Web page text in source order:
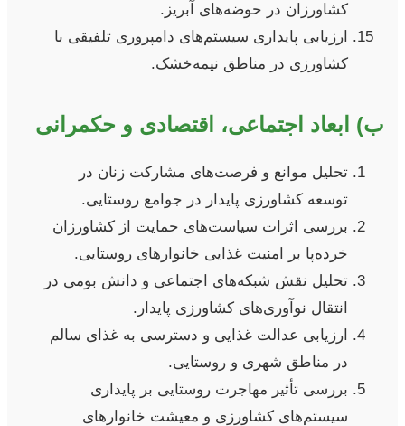
کشاورزان در حوضه‌های آبریز.
ارزیابی پایداری سیستم‌های دامپروری تلفیقی با
کشاورزی در مناطق نیمه‌خشک.
ب) ابعاد اجتماعی، اقتصادی و حکمرانی
تحلیل موانع و فرصت‌های مشارکت زنان در
توسعه کشاورزی پایدار در جوامع روستایی.
بررسی اثرات سیاست‌های حمایت از کشاورزان
خرده‌پا بر امنیت غذایی خانوارهای روستایی.
تحلیل نقش شبکه‌های اجتماعی و دانش بومی در
انتقال نوآوری‌های کشاورزی پایدار.
ارزیابی عدالت غذایی و دسترسی به غذای سالم
در مناطق شهری و روستایی.
بررسی تأثیر مهاجرت روستایی بر پایداری
سیستم‌های کشاورزی و معیشت خانوارهای